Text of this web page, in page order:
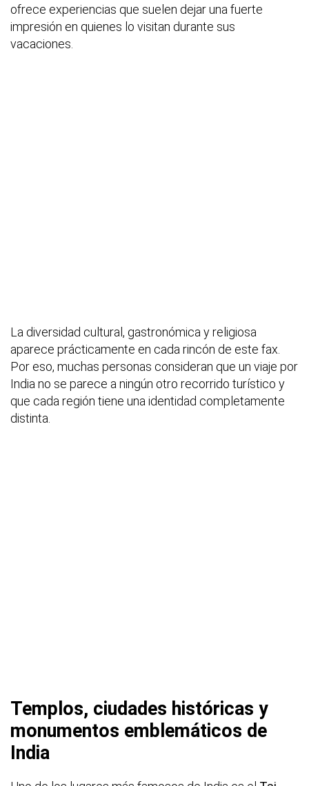
ofrece experiencias que suelen dejar una fuerte
impresión en quienes lo visitan durante sus
vacaciones.
La diversidad cultural, gastronómica y religiosa
aparece prácticamente en cada rincón de este fax.
Por eso, muchas personas consideran que un viaje por
India no se parece a ningún otro recorrido turístico y
que cada región tiene una identidad completamente
distinta.
Templos, ciudades históricas y
monumentos emblemáticos de
India